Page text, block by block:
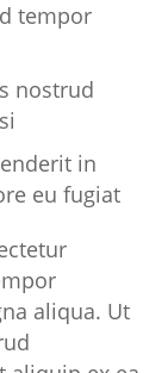
tempor
nostrud
in
eu fugiat
aliqua. Ut